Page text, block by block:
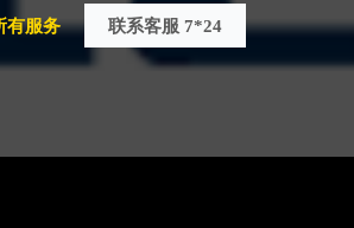
有服务 联系客服 7*24